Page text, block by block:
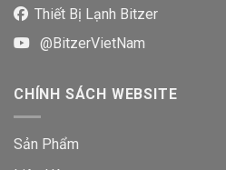
Thiết Bị Lạnh Bitzer
@BitzerVietNam
CHÍNH SÁCH WEBSITE
Sản Phẩm